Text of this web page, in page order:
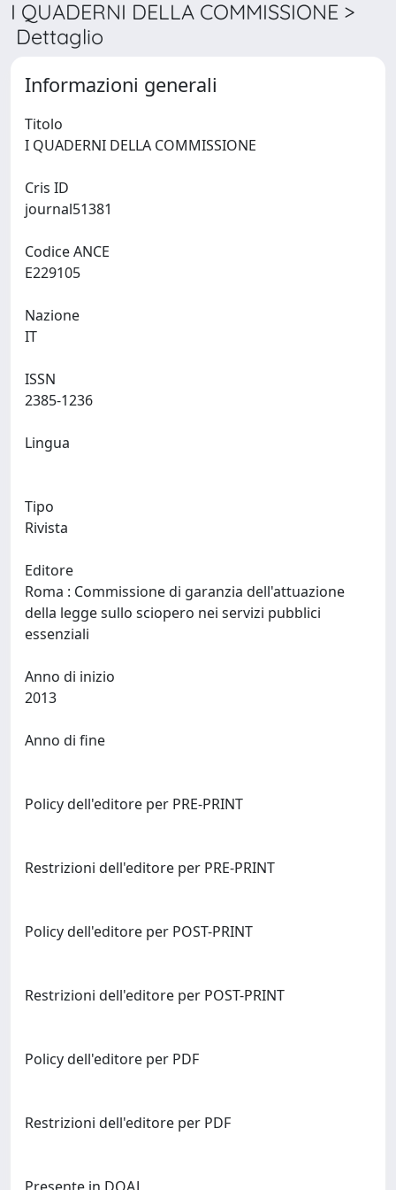
I QUADERNI DELLA COMMISSIONE >
Dettaglio
Informazioni generali
Titolo
Cris ID
Codice ANCE
Nazione
ISSN
Lingua
Tipo
Rivista
Editore
Roma : Commissione di garanzia dell'attuazione
della legge sullo sciopero nei servizi pubblici
Anno di inizio
Anno di fine
Policy dell'editore per PRE-PRINT
Restrizioni dell'editore per PRE-PRINT
Policy dell'editore per POST-PRINT
Restrizioni dell'editore per POST-PRINT
Policy dell'editore per PDF
Restrizioni dell'editore per PDF